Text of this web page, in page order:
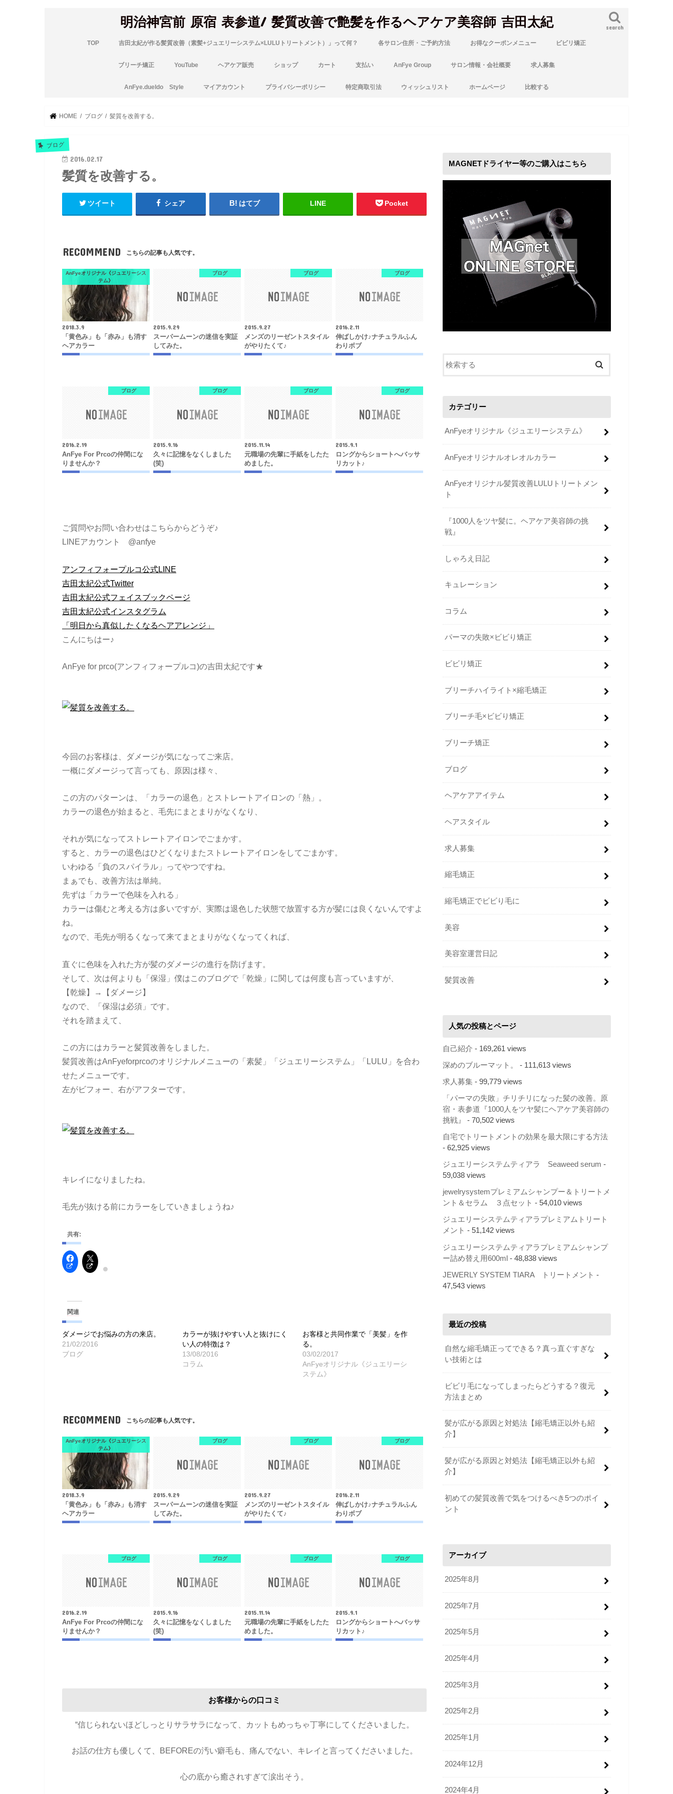
明治神宮前 原宿 表参道/ 髪質改善で艶髪を作るヘアケア美容師 吉田太紀 search
TOP 吉田太紀が作る髪質改善（素髪+ジュエリーシステム×LULUトリートメント）」って何？ 各サロン住所・ご予約方法 お得なクーポンメニュー ビビリ矯正
ブリーチ矯正 YouTube ヘアケア販売 ショップ カート 支払い AnFye Group サロン情報・会社概要 求人募集
AnFye.dueldo Style マイアカウント プライバシーポリシー 特定商取引法 ウィッシュリスト ホームページ 比較する
HOME ブログ 髪質を改善する。
ブログ
2016.02.17
髪質を改善する。
ツイート シェア はてブ LINE Pocket
RECOMMEND こちらの記事も人気です。
AnFyeオリジナル《ジュエリーシス
テム》
2018.3.9
「黄色み」も「赤み」も消す
ヘアカラー
ブログ
2015.9.29
スーパームーンの迷信を実証
してみた。
ブログ
2015.9.27
メンズのリーゼントスタイル
がやりたくて♪
ブログ
2016.2.11
伸ばしかけ♪ナチュラルふん
わりボブ
ブログ
2016.2.19
AnFye For Prcoの仲間にな
りませんか？
ブログ
2015.9.16
久々に記憶をなくしました
(笑)
ブログ
2015.11.14
元職場の先輩に手紙をしたた
めました。
ブログ
2015.9.1
ロングからショートへバッサ
リカット♪
ご質問やお問い合わせはこちらからどうぞ♪
LINEアカウント @anfye
アンフィフォープルコ公式LINE
吉田太紀公式Twitter
吉田太紀公式フェイスブックページ
吉田太紀公式インスタグラム
「明日から真似したくなるヘアアレンジ」
こんにちはー♪
AnFye for prco(アンフィフォープルコ)の吉田太紀です★
今回のお客様は、ダメージが気になってご来店。
一概にダメージって言っても、原因は様々、
この方のパターンは、「カラーの退色」とストレートアイロンの「熱」。
カラーの退色が始まると、毛先にまとまりがなくなり、
それが気になってストレートアイロンでごまかす。
すると、カラーの退色はひどくなりまたストレートアイロンをしてごまかす。
いわゆる「負のスパイラル」ってやつですね。
まぁでも、改善方法は単純。
先ずは「カラーで色味を入れる」
カラーは傷むと考える方は多いですが、実際は退色した状態で放置する方が髪には良くないんですよ
ね。
なので、毛先が明るくなって来てまとまりがなくなってくれば、
直ぐに色味を入れた方が髪のダメージの進行を防げます。
そして、次は何よりも「保湿」僕はこのブログで「乾燥」に関しては何度も言っていますが、
【乾燥】→【ダメージ】
なので、「保湿は必須」です。
それを踏まえて、
この方にはカラーと髪質改善をしました。
髪質改善はAnFyeforprcoのオリジナルメニューの「素髪」「ジュエリーシステム」「LULU」を合わ
せたメニューです。
左がビフォー、右がアフターです。
キレイになりましたね。
毛先が抜ける前にカラーをしていきましょうね♪
共有:
関連
ダメージでお悩みの方の来店。
21/02/2016
ブログ
カラーが抜けやすい人と抜けにく
い人の特徴は？
13/08/2016
コラム
お客様と共同作業で「美髪」を作
る。
03/02/2017
AnFyeオリジナル《ジュエリーシ
ステム》
RECOMMEND こちらの記事も人気です。
AnFyeオリジナル《ジュエリーシス
テム》
2018.3.9
「黄色み」も「赤み」も消す
ヘアカラー
ブログ
2015.9.29
スーパームーンの迷信を実証
してみた。
ブログ
2015.9.27
メンズのリーゼントスタイル
がやりたくて♪
ブログ
2016.2.11
伸ばしかけ♪ナチュラルふん
わりボブ
ブログ
2016.2.19
AnFye For Prcoの仲間にな
りませんか？
ブログ
2015.9.16
久々に記憶をなくしました
(笑)
ブログ
2015.11.14
元職場の先輩に手紙をしたた
めました。
ブログ
2015.9.1
ロングからショートへバッサ
リカット♪
お客様からの口コミ
“信じられないほどしっとりサラサラになって、カットもめっちゃ丁寧にしてくださいました。
お話の仕方も優しくて、BEFOREの汚い癖毛も、痛んでない、キレイと言ってくださいました。
心の底から癒されすぎて涙出そう。
MAGNETドライヤー等のご購入はこちら
カテゴリー
AnFyeオリジナル《ジュエリーシステム》
AnFyeオリジナルオレオルカラー
AnFyeオリジナル髪質改善LULUトリートメン
ト
『1000人をツヤ髪に。ヘアケア美容師の挑
戦』
しゃろえ日記
キュレーション
コラム
パーマの失敗×ビビり矯正
ビビリ矯正
ブリーチハイライト×縮毛矯正
ブリーチ毛×ビビり矯正
ブリーチ矯正
ブログ
ヘアケアアイテム
ヘアスタイル
求人募集
縮毛矯正
縮毛矯正でビビり毛に
美容
美容室運営日記
髪質改善
人気の投稿とページ
自己紹介 - 169,261 views
深めのブルーマット。 - 111,613 views
求人募集 - 99,779 views
「パーマの失敗」チリチリになった髪の改善。原
宿・表参道『1000人をツヤ髪にヘアケア美容師の
挑戦』
- 70,502 views
自宅でトリートメントの効果を最大限にする方法
- 62,925 views
ジュエリーシステムティアラ Seaweed serum -
59,038 views
jewelrysystemプレミアムシャンプー＆トリートメ
ント＆セラム ３点セット - 54,010 views
ジュエリーシステムティアラプレミアムトリート
メント - 51,142 views
ジュエリーシステムティアラプレミアムシャンプ
ー詰め替え用600ml - 48,838 views
JEWERLY SYSTEM TIARA トリートメント -
47,543 views
最近の投稿
自然な縮毛矯正ってできる？真っ直ぐすぎな
い技術とは
ビビリ毛になってしまったらどうする？復元
方法まとめ
髪が広がる原因と対処法【縮毛矯正以外も紹
介】
髪が広がる原因と対処法【縮毛矯正以外も紹
介】
初めての髪質改善で気をつけるべき5つのポイ
ント
アーカイブ
2025年8月
2025年7月
2025年5月
2025年4月
2025年3月
2025年2月
2025年1月
2024年12月
2024年4月